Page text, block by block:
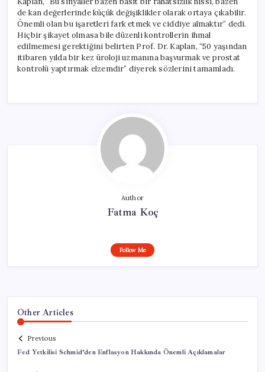
de kan değerlerinde küçük değişiklikler olarak ortaya çıkabilir.
Önemli olan bu işaretleri fark etmek ve ciddiye almaktır” dedi.
Hiçbir şikayet olmasa bile düzenli kontrollerin ihmal
edilmemesi gerektiğini belirten Prof. Dr. Kaplan, “50 yaşından
itibaren yılda bir kez üroloji uzmanına başvurmak ve prostat
kontrolü yaptırmak elzemdir” diyerek sözlerini tamamladı.
Author
Fatma Koç
Follow Me
Other Articles
Previous
Fed Yetkilisi Schmid’den Enflasyon Hakkında Önemli Açıklamalar